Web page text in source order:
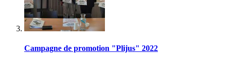
Campagne de promotion "Plijus" 2022